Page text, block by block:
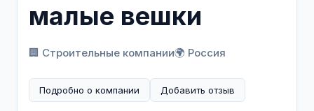
малые вешки
🏢 Строительные компании🌍 Россия
Подробно о компании Добавить отзыв